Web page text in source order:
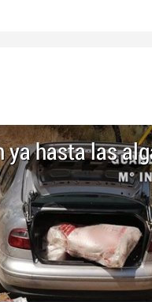
ya hasta las